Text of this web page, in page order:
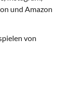
und Amazon
von